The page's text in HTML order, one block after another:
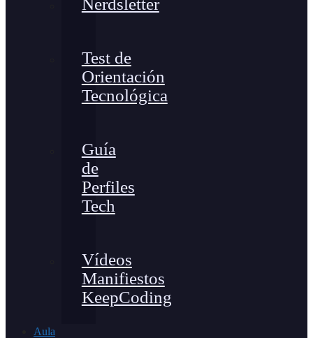
Nerdsletter
Test de
Orientación
Tecnológica
Guía
de
Perfiles
Tech
Vídeos
Manifiestos
KeepCoding
Aula